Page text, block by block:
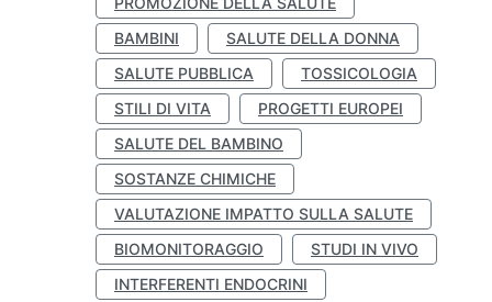
BAMBINI
SALUTE DELLA DONNA
SALUTE PUBBLICA
TOSSICOLOGIA
STILI DI VITA
PROGETTI EUROPEI
SALUTE DEL BAMBINO
SOSTANZE CHIMICHE
VALUTAZIONE IMPATTO SULLA SALUTE
BIOMONITORAGGIO
STUDI IN VIVO
INTERFERENTI ENDOCRINI